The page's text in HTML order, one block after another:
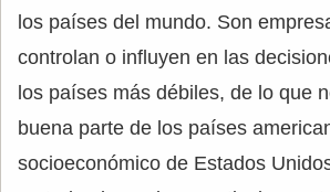
los países del mundo. Son
controlan o influyen en las
los países más débiles, de lo que
buena parte de los países
socioeconómico de Estados